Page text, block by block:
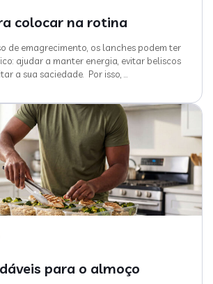
colocar na rotina
de emagrecimento, os lanches podem ter
ajudar a manter energia, evitar beliscos
a sua saciedade. Por isso,
para o almoço